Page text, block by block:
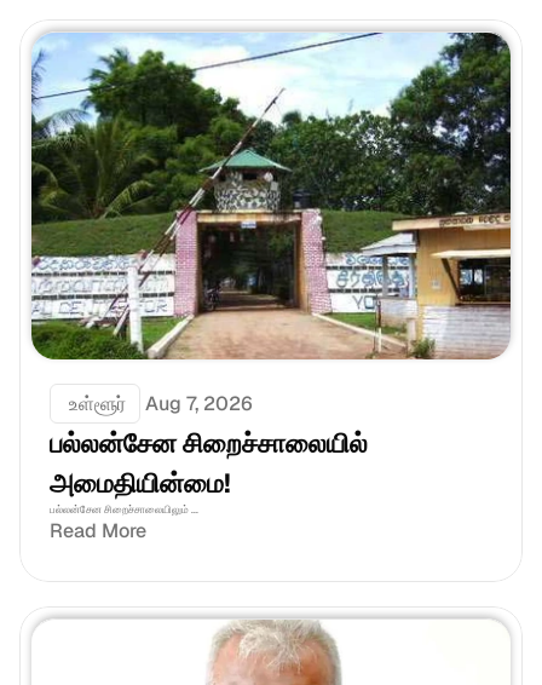
உள்ளூர் Aug 7, 2026
பல்லன்சேன சிறைச்சாலையில்
அமைதியின்மை!
பல்லன்சேன சிறைச்சாலையிலும் ...
Read More